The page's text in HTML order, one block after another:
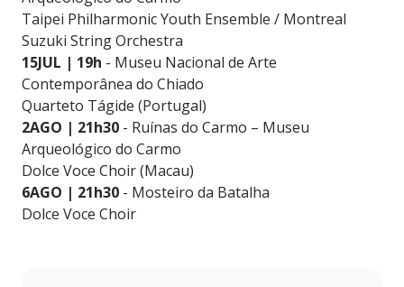
Taipei Philharmonic Youth Ensemble / Montreal
Suzuki String Orchestra
15JUL | 19h - Museu Nacional de Arte
Contemporânea do Chiado
Quarteto Tágide (Portugal)
2AGO | 21h30 - Ruínas do Carmo – Museu
Arqueológico do Carmo
Dolce Voce Choir (Macau)
6AGO | 21h30 - Mosteiro da Batalha
Dolce Voce Choir